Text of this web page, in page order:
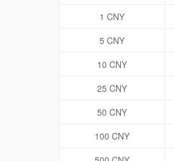
1 CNY
5 CNY
10 CNY
25 CNY
50 CNY
100 CNY